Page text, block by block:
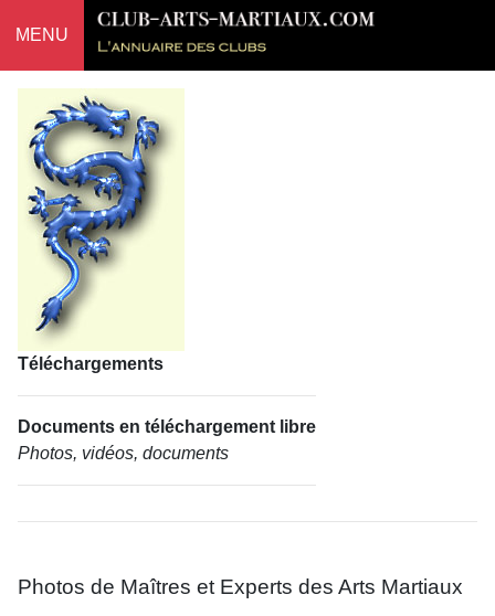
MENU
Téléchargements
Documents en téléchargement libre
Photos, vidéos, documents
Photos de Maîtres et Experts des Arts Martiaux